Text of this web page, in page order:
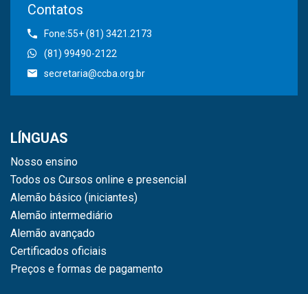
Contatos
Fone:55+ (81) 3421.2173
(81) 99490-2122
secretaria@ccba.org.br
LÍNGUAS
Nosso ensino
Todos os Cursos online e presencial
Alemão básico (iniciantes)
Alemão intermediário
Alemão avançado
Certificados oficiais
Preços e formas de pagamento